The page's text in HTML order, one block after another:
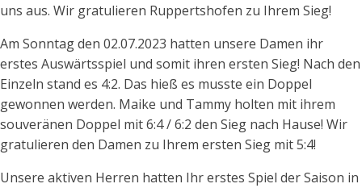
uns aus. Wir gratulieren Ruppertshofen zu Ihrem Sieg!
Am Sonntag den 02.07.2023 hatten unsere Damen ihr
erstes Auswärtsspiel und somit ihren ersten Sieg! Nach den
Einzeln stand es 4:2. Das hieß es musste ein Doppel
gewonnen werden. Maike und Tammy holten mit ihrem
souveränen Doppel mit 6:4 / 6:2 den Sieg nach Hause! Wir
gratulieren den Damen zu Ihrem ersten Sieg mit 5:4!
Unsere aktiven Herren hatten Ihr erstes Spiel der Saison in